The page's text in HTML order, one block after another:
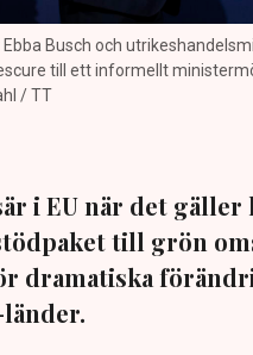
Busch och
till ett informellt
/ TT
i EU när det gäller
till grön
dramatiska